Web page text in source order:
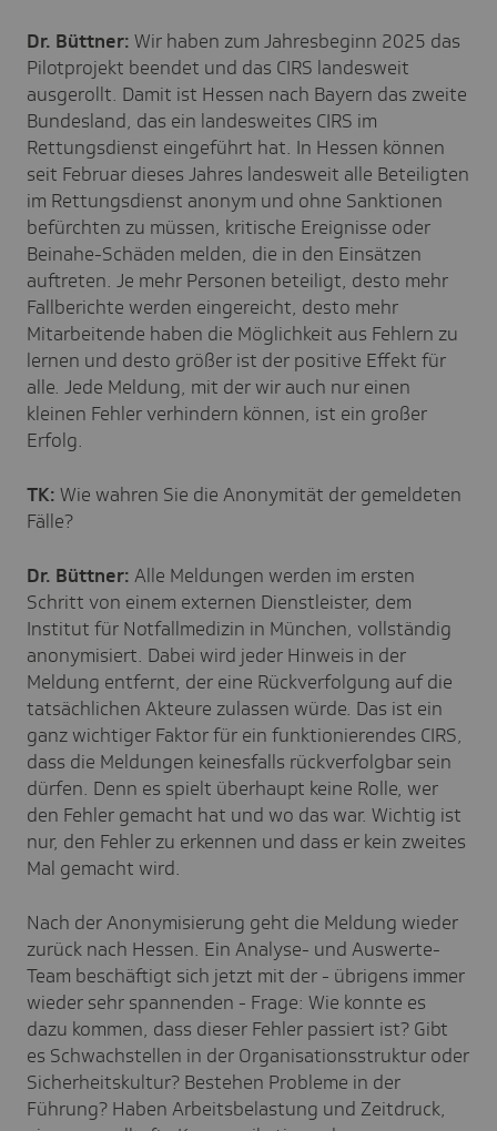
Dr. Büttner: Wir haben zum Jahresbeginn 2025 das
Pilotprojekt beendet und das CIRS landesweit
ausgerollt. Damit ist Hessen nach Bayern das zweite
Bundesland, das ein landesweites CIRS im
Rettungsdienst eingeführt hat. In Hessen können
seit Februar dieses Jahres landesweit alle Beteiligten
im Rettungsdienst anonym und ohne Sanktionen
befürchten zu müssen, kritische Ereignisse oder
Beinahe-Schäden melden, die in den Einsätzen
auftreten. Je mehr Personen beteiligt, desto mehr
Fallberichte werden eingereicht, desto mehr
Mitarbeitende haben die Möglichkeit aus Fehlern zu
lernen und desto größer ist der positive Effekt für
alle. Jede Meldung, mit der wir auch nur einen
kleinen Fehler verhindern können, ist ein großer
Erfolg.
TK: Wie wahren Sie die Anonymität der gemeldeten
Fälle?
Dr. Büttner: Alle Meldungen werden im ersten
Schritt von einem externen Dienstleister, dem
Institut für Notfallmedizin in München, vollständig
anonymisiert. Dabei wird jeder Hinweis in der
Meldung entfernt, der eine Rückverfolgung auf die
tatsächlichen Akteure zulassen würde. Das ist ein
ganz wichtiger Faktor für ein funktionierendes CIRS,
dass die Meldungen keinesfalls rückverfolgbar sein
dürfen. Denn es spielt überhaupt keine Rolle, wer
den Fehler gemacht hat und wo das war. Wichtig ist
nur, den Fehler zu erkennen und dass er kein zweites
Mal gemacht wird.
Nach der Anonymisierung geht die Meldung wieder
zurück nach Hessen. Ein Analyse- und Auswerte-
Team beschäftigt sich jetzt mit der - übrigens immer
wieder sehr spannenden - Frage: Wie konnte es
dazu kommen, dass dieser Fehler passiert ist? Gibt
es Schwachstellen in der Organisationsstruktur oder
Sicherheitskultur? Bestehen Probleme in der
Führung? Haben Arbeitsbelastung und Zeitdruck,